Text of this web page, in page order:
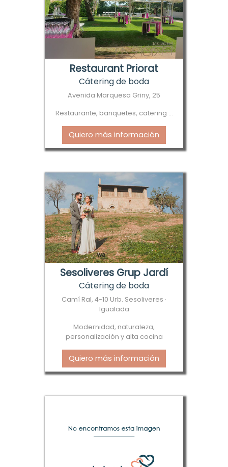
Restaurant Priorat
Cátering de boda
Avenida Marquesa Griny, 25
Restaurante, banquetes, catering ...
Quiero más información
Sesoliveres Grup Jardí
Cátering de boda
Camí Ral, 4-10 Urb. Sesoliveres ·
Igualada
Modernidad, naturaleza,
personalización y alta cocina
Quiero más información